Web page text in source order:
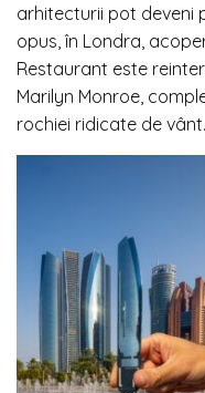
arhitecturii pot deveni
opus, în Londra,
Restaurant este
Marilyn Monroe,
rochiei ridicate de vânt.